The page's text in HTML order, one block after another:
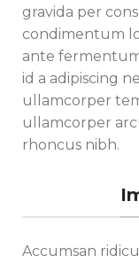
gravida per
condimentum
ante
id a adipiscing
ullamcorper
ullamcorper
rhoncus nibh.
Accumsan